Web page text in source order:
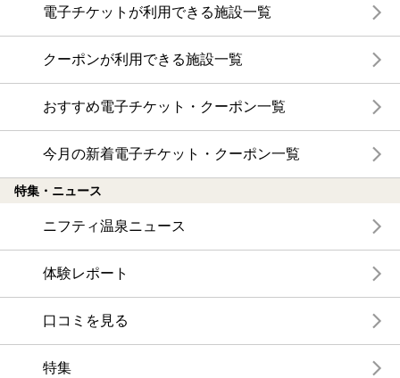
電子チケットが利用できる施設一覧
クーポンが利用できる施設一覧
おすすめ電子チケット・クーポン一覧
今月の新着電子チケット・クーポン一覧
特集・ニュース
ニフティ温泉ニュース
体験レポート
口コミを見る
特集